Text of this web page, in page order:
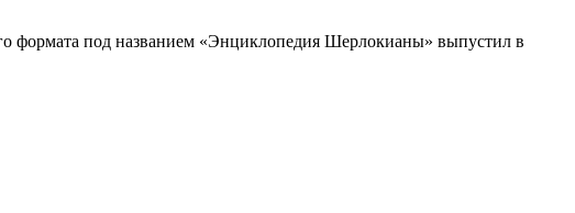
формата под названием «Энциклопедия Шерлокианы» выпустил в